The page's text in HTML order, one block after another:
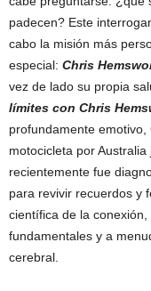
padecen? Este
cabo la misión más
especial: Chris
vez de lado su propia
límites con Chris
profundamente
motocicleta por
recientemente fue
para revivir recuerdos y
científica de la
fundamentales y a
cerebral.